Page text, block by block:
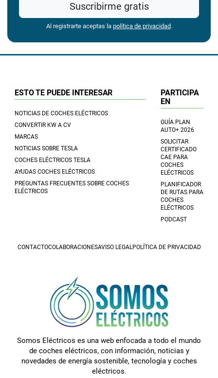
Suscribirme gratis
Al registrarte aceptas la política de privacidad.
ESTO TE PUEDE INTERESAR
NOTICIAS DE COCHES ELÉCTRICOS
CONVERTIR KW A CV
MARCAS
NOTICIAS SOBRE TESLA
COCHES ELÉCTRICOS TESLA
AYUDAS COCHES ELÉCTRICOS
PREGUNTAS FRECUENTES SOBRE COCHES
ELÉCTRICOS
PARTICIPA
EN
GUÍA PLAN
AUTO+ 2026
SOLICITAR
CERTIFICADO
CAE PARA
COCHES
ELÉCTRICOS
PLANIFICADOR
DE RUTAS PARA
COCHES
ELÉCTRICOS
PODCAST
CONTACTOCOLABORACIONESAVISO LEGALPOLÍTICA DE PRIVACIDAD
Somos Eléctricos es una web enfocada a todo el mundo
de coches eléctricos, con información, noticias y
novedades de energía sostenible, tecnología y coches
eléctricos.